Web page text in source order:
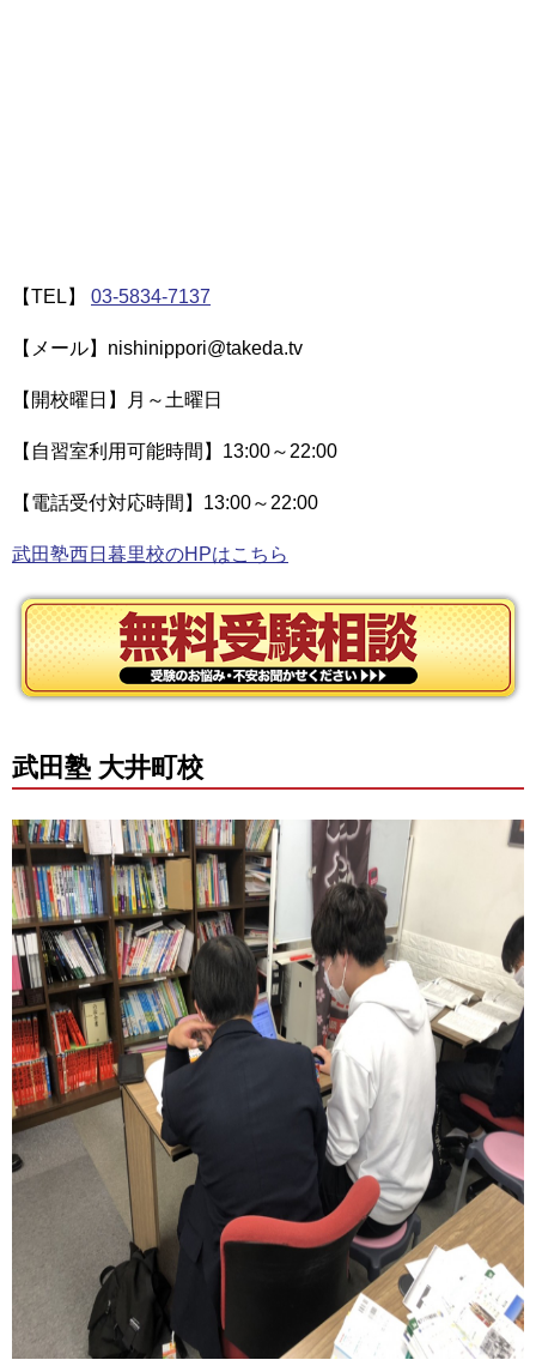
【TEL】 03-5834-7137
【メール】nishinippori@takeda.tv
【開校曜日】月～土曜日
【自習室利用可能時間】13:00～22:00
【電話受付対応時間】13:00～22:00
武田塾西日暮里校のHPはこちら
武田塾 大井町校